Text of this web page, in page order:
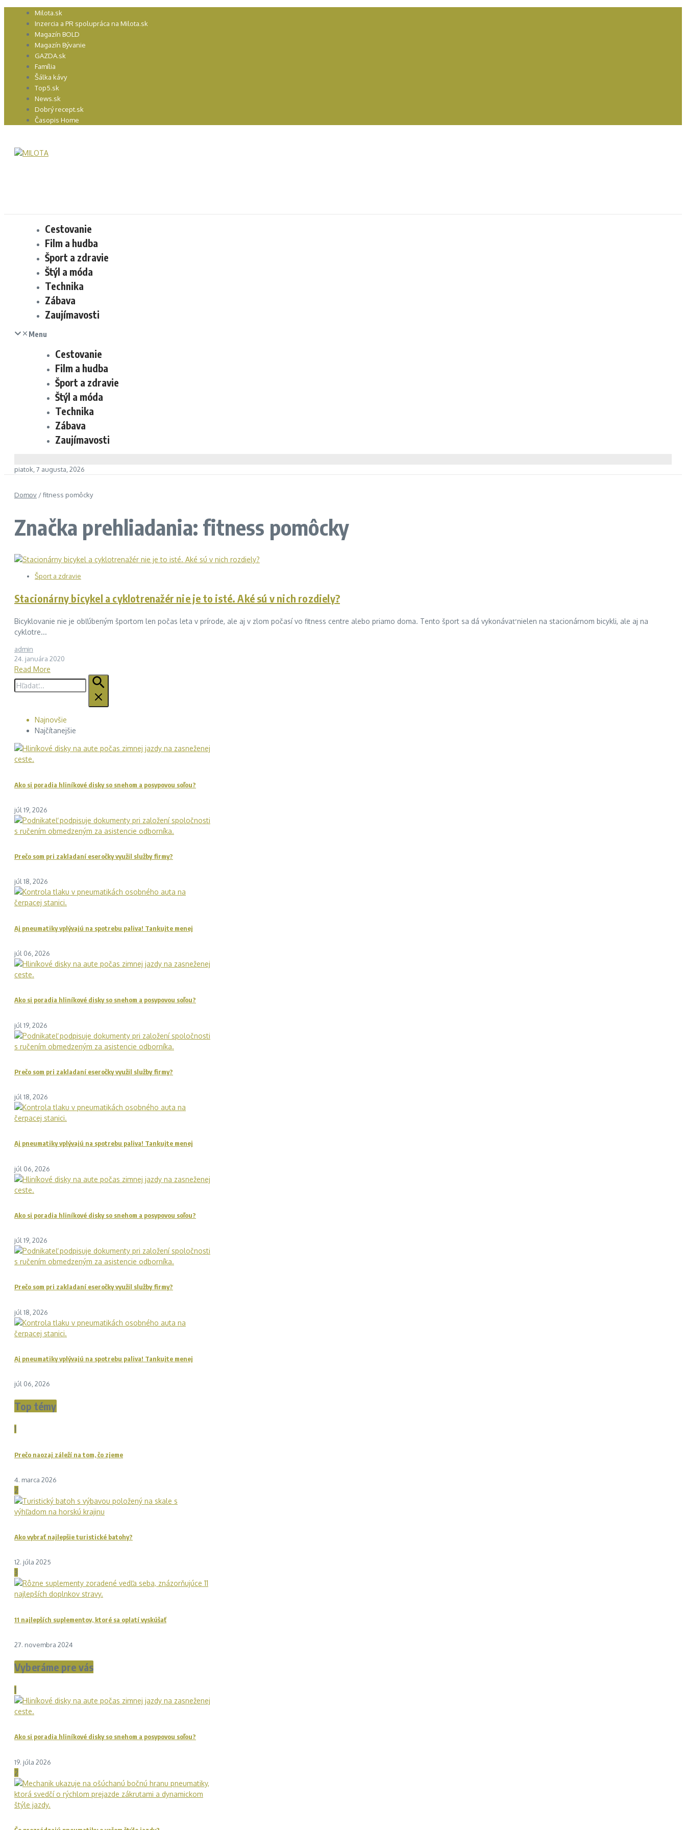
Preskočiť Milota.sk
Inzercia a PR spolupráca na Milota.sk
Magazín BOLD
Magazín Bývanie
GAZDA.sk
Família
Šálka kávy
Top5.sk
News.sk
Dobrý recept.sk
Časopis Home
Cestovanie
Film a hudba
Šport a zdravie
Štýl a móda
Technika
Zábava
Zaujímavosti
Menu
Cestovanie
Film a hudba
Šport a zdravie
Štýl a móda
Technika
Zábava
Zaujímavosti
piatok, 7 augusta, 2026
Domov /fitness pomôcky
Značka prehliadania: fitness pomôcky
Šport a zdravie
Stacionárny bicykel a cyklotrenažér nie je to isté. Aké sú v nich rozdiely?
Bicyklovanie nie je obľúbeným športom len počas leta v prírode, ale aj v zlom počasí vo fitness centre alebo priamo doma. Tento šport sa dá vykonávať nielen na stacionárnom bicykli, ale aj na
cyklotre...
admin
24. januára 2020
Read More
Hľadať:
Najnovšie
Najčítanejšie
Ako si poradia hliníkové disky so snehom a posypovou soľou?
júl 19, 2026
Prečo som pri zakladaní eseročky využil služby firmy?
júl 18, 2026
Aj pneumatiky vplývajú na spotrebu paliva! Tankujte menej
júl 06, 2026
Ako si poradia hliníkové disky so snehom a posypovou soľou?
júl 19, 2026
Prečo som pri zakladaní eseročky využil služby firmy?
júl 18, 2026
Aj pneumatiky vplývajú na spotrebu paliva! Tankujte menej
júl 06, 2026
Ako si poradia hliníkové disky so snehom a posypovou soľou?
júl 19, 2026
Prečo som pri zakladaní eseročky využil služby firmy?
júl 18, 2026
Aj pneumatiky vplývajú na spotrebu paliva! Tankujte menej
júl 06, 2026
Top témy
1
Prečo naozaj záleží na tom, čo zjeme
4. marca 2026
2
Ako vybrať najlepšie turistické batohy?
12. júla 2025
3
11 najlepších suplementov, ktoré sa oplatí vyskúšať
27. novembra 2024
Vyberáme pre vás
1
Ako si poradia hliníkové disky so snehom a posypovou soľou?
19. júla 2026
2